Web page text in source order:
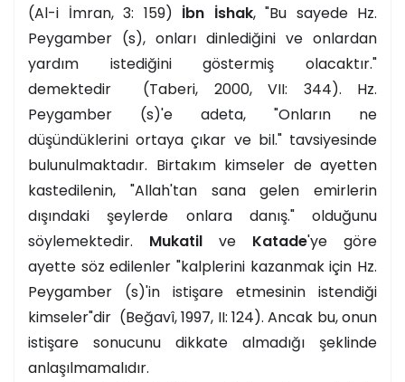
(Al-i İmran, 3: 159) İbn İshak, "Bu sayede Hz.
Peygamber (s), onları dinlediğini ve onlardan
yardım istediğini göstermiş olacaktır."
demektedir (Taberi, 2000, VII: 344). Hz.
Peygamber (s)'e adeta, "Onların ne
düşündüklerini ortaya çıkar ve bil." tavsiyesinde
bulunulmaktadır. Birtakım kimseler de ayetten
kastedilenin, "Allah'tan sana gelen emirlerin
dışındaki şeylerde onlara danış." olduğunu
söylemektedir. Mukatil ve Katade'ye göre
ayette söz edilenler "kalplerini kazanmak için Hz.
Peygamber (s)'in istişare etmesinin istendiği
kimseler"dir (Beğavî, 1997, II: 124). Ancak bu, onun
istişare sonucunu dikkate almadığı şeklinde
anlaşılmamalıdır.